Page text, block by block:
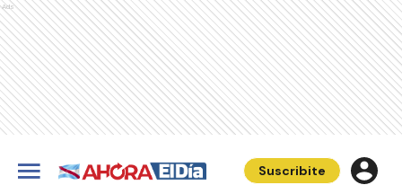
Ads
Suscribite